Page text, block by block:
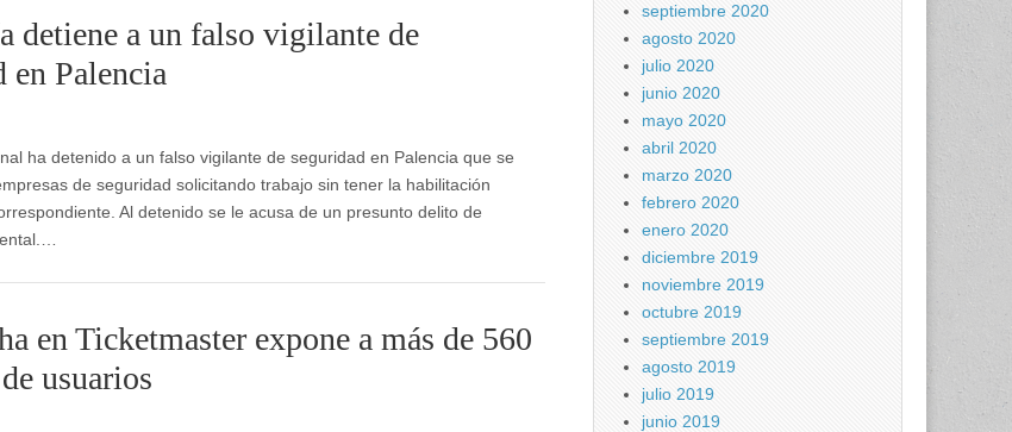
detiene a un falso vigilante de
en Palencia
ha detenido a un falso vigilante de seguridad en Palencia que se
de seguridad solicitando trabajo sin tener la habilitación
Al detenido se le acusa de un presunto delito de
en Ticketmaster expone a más de 560
usuarios
septiembre 2020
agosto 2020
julio 2020
junio 2020
mayo 2020
abril 2020
marzo 2020
febrero 2020
enero 2020
diciembre 2019
noviembre 2019
octubre 2019
septiembre 2019
agosto 2019
julio 2019
junio 2019